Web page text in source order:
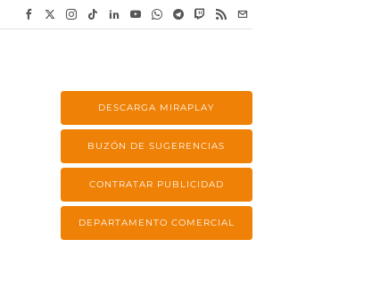
DESCARGA MIRAPLAY
BUZÓN DE SUGERENCIAS
CONTRATAR PUBLICIDAD
DEPARTAMENTO COMERCIAL